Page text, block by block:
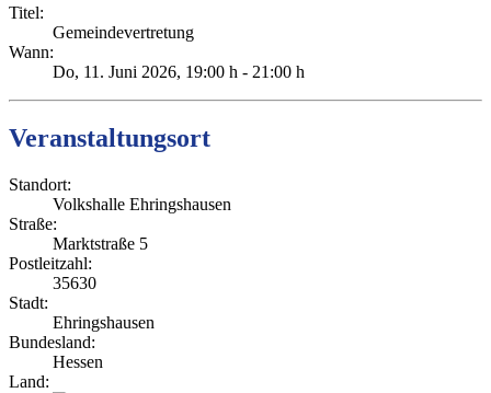
Titel:
Gemeindevertretung
Wann:
Do, 11. Juni 2026, 19:00 h - 21:00 h
Veranstaltungsort
Standort:
Volkshalle Ehringshausen
Straße:
Marktstraße 5
Postleitzahl:
35630
Stadt:
Ehringshausen
Bundesland:
Hessen
Land: